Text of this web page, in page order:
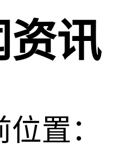
资讯
置：